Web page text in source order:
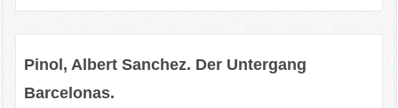
Pinol, Albert Sanchez. Der Untergang
Barcelonas.